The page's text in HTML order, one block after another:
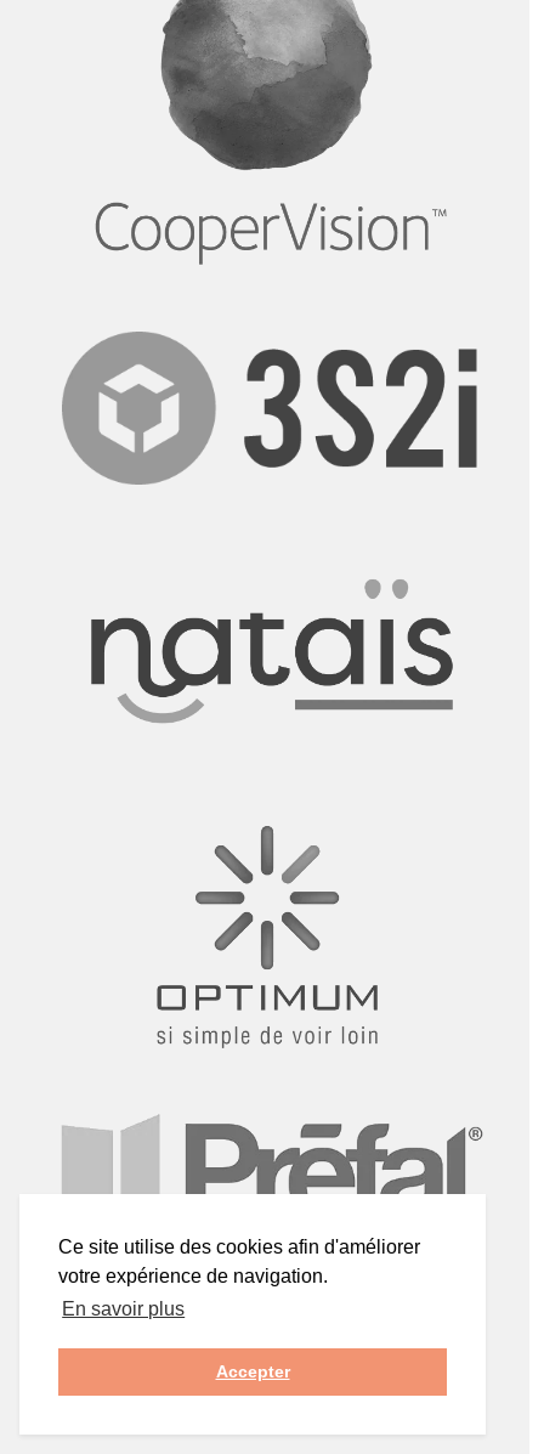
Ce site utilise des cookies afin d'améliorer
votre expérience de navigation.
En savoir plus
Accepter